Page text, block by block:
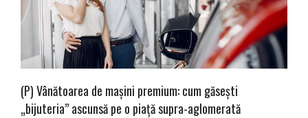
(P) Vânătoarea de mașini premium: cum găsești
„bijuteria” ascunsă pe o piață supra-aglomerată